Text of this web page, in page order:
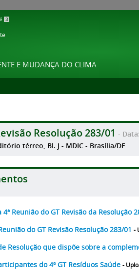
3
E MUDANÇA DO CLIMA
Resolução 283/01 -
térreo, Bl. J - MDIC - Brasília/DF
Reunião do GT Revisão da Resolução
do GT Revisão Resolução 283/01 -
Resolução que dispõe sobre a
do 4ª GT Resíduos Saúde -